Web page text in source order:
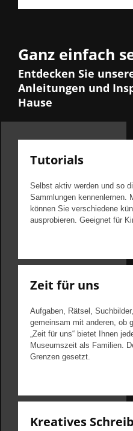
Ganz einfach
Entdecken Sie
Anleitungen und
Hause
Tutorials
Selbst aktiv werden und so
Sammlungen kennenlernen.
können Sie verschiedene
ausprobieren. Geeignet für
Zeit für uns
Aufgaben, Rätsel,
gemeinsam mit anderen, ob
„Zeit für uns“ bietet Ihnen
Museumszeit als Familien.
Grenzen gesetzt.
Kreatives